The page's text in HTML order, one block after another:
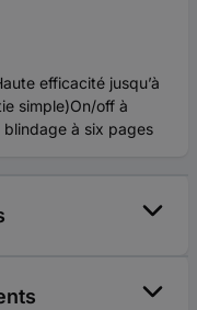
efficacité jusqu’à
simple)On/off à
à six pages